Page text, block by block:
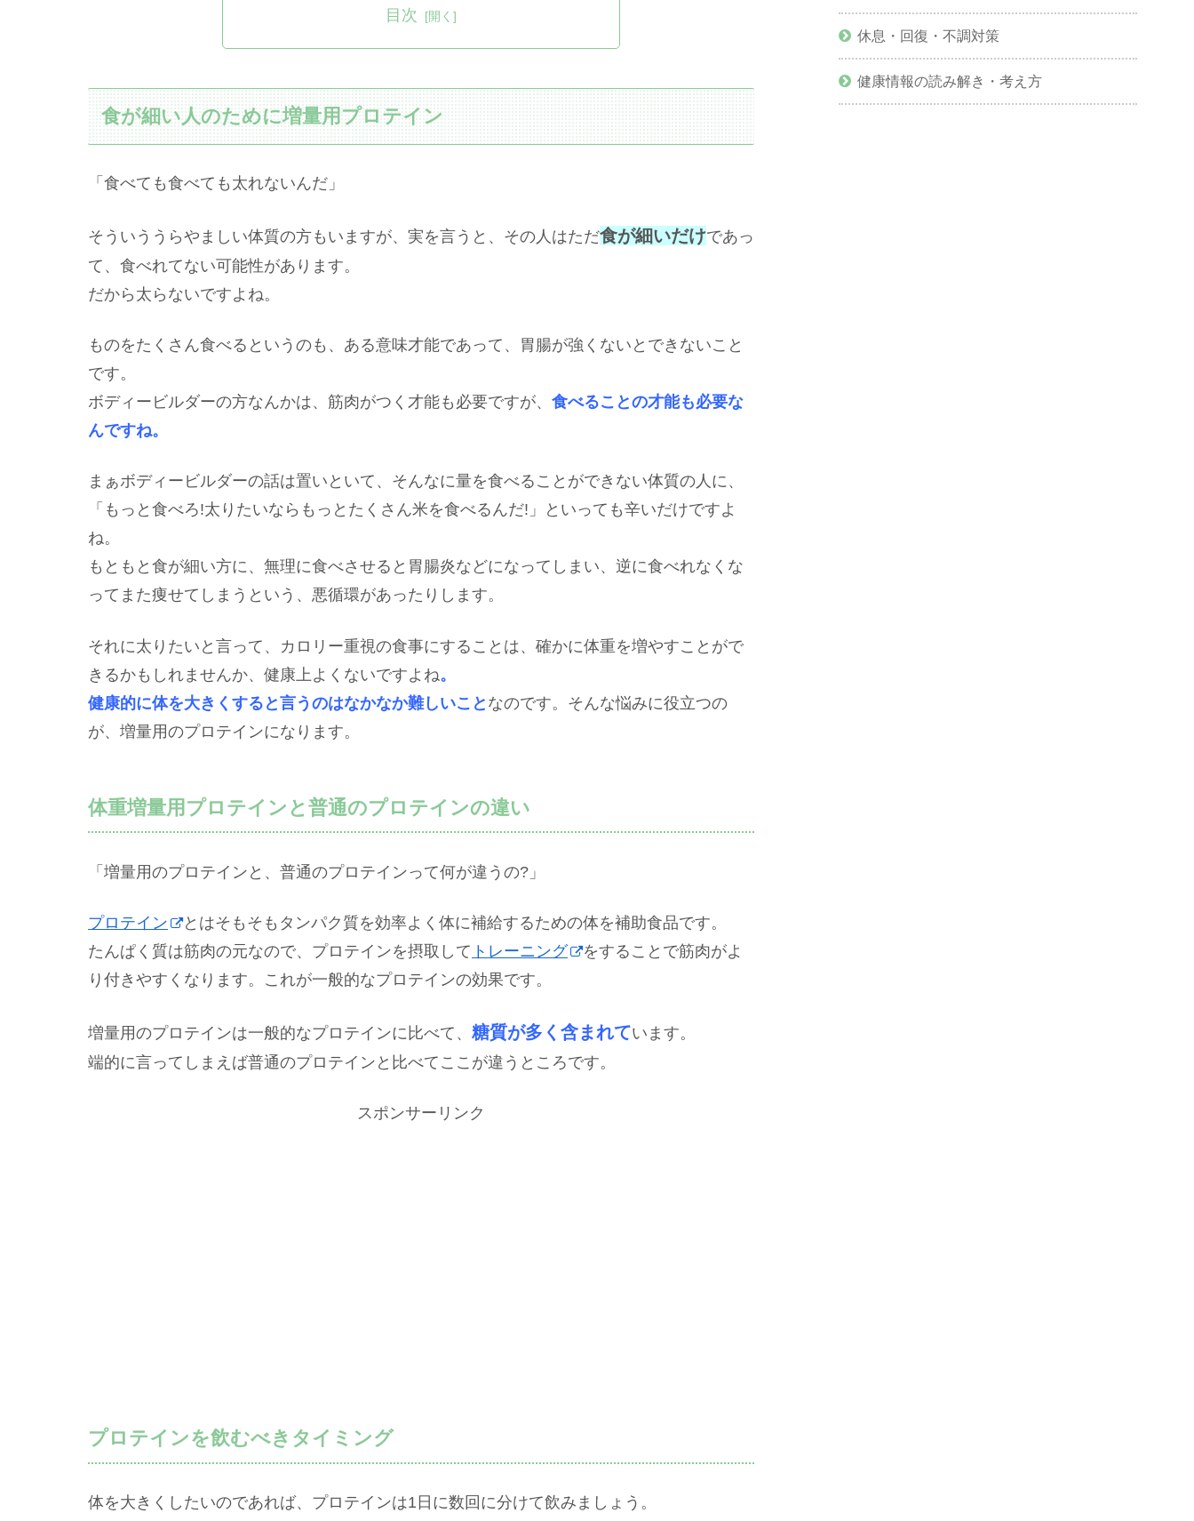
目次
食が細い人のために増量用プロテイン
「食べても食べても太れないんだ」
そういううらやましい体質の方もいますが、実を言うと、その人はただ食が細いだけであっ
て、食べれてない可能性があります。
だから太らないですよね。
ものをたくさん食べるというのも、ある意味才能であって、胃腸が強くないとできないこと
です。
ボディービルダーの方なんかは、筋肉がつく才能も必要ですが、 食べることの才能も必要な
んですね。
まぁボディービルダーの話は置いといて、そんなに量を食べることができない体質の人に、
「もっと食べろ!太りたいならもっとたくさん米を食べるんだ!」といっても辛いだけですよ
ね。
もともと食が細い方に、無理に食べさせると胃腸炎などになってしまい、逆に食べれなくな
ってまた痩せてしまうという、悪循環があったりします。
それに太りたいと言って、カロリー重視の食事にすることは、確かに体重を増やすことがで
きるかもしれませんか、健康上よくないですよね。
健康的に体を大きくすると言うのはなかなか難しいこと なのです。そんな悩みに役立つの
が、増量用のプロテインになります。
体重増量用プロテインと普通のプロテインの違い
「増量用のプロテインと、普通のプロテインって何が違うの?」
プロテイン
とはそもそもタンパク質を効率よく体に補給するための体を補助食品です。
たんぱく質は筋肉の元なので、プロテインを摂取して トレーニング
をすることで筋肉がよ
り付きやすくなります。これが一般的なプロテインの効果です。
増量用のプロテインは一般的なプロテインに比べて、 糖質が多く含まれています。
端的に言ってしまえば普通のプロテインと比べてここが違うところです。
スポンサーリンク
プロテインを飲むべきタイミング
体を大きくしたいのであれば、プロテインは1日に数回に分けて飲みましょう。
休息・回復・不調対策
健康情報の読み解き・考え方